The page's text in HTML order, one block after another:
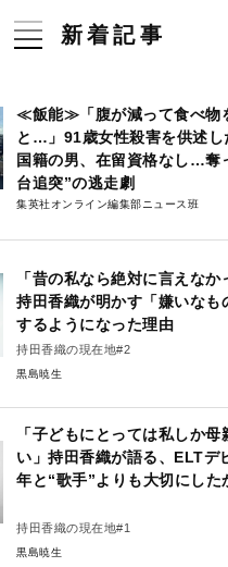
新着記事
≪飯能≫「腹が減って食べ物
と…」91歳女性殺害を供述し
国籍の男、在留資格なし…奪
台追突”の逃走劇
集英社オンライン編集部ニュース班
「昔の私なら絶対に言えなか
持田香織が明かす「嫌いなも
するようになった理由
持田香織の現在地#2
黒島暁生
「子どもにとっては私しか母
い」持田香織が語る、ELTデ
年と“歌手”よりも大切にした
持田香織の現在地#1
黒島暁生